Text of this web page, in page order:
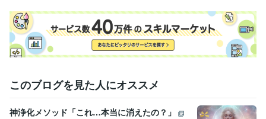
落ち着いた対話を大切にしているため、
状況によってはすぐにお応えできない場合もあります。
その点、あらかじめご了承ください。
安心して立ち寄れる場所でありたいと思っています。
もし今がそのタイミングでしたら、
このブログを見た人にオススメ
神浄化メソッド「これ…本当に消えたの？」